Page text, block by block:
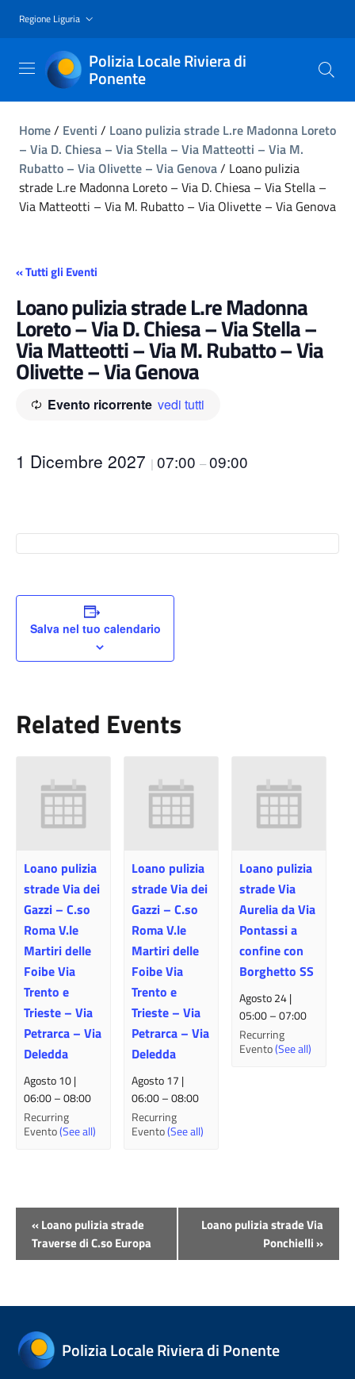
Regione Liguria
Polizia Locale Riviera di
Ponente
Home/ Eventi / Loano pulizia strade L.re Madonna Loreto
– Via D. Chiesa – Via Stella – Via Matteotti – Via M.
Rubatto – Via Olivette – Via Genova/ Loano pulizia
strade L.re Madonna Loreto – Via D. Chiesa – Via Stella –
Via Matteotti – Via M. Rubatto – Via Olivette – Via Genova
« Tutti gli Eventi
Loano pulizia strade L.re Madonna
Loreto – Via D. Chiesa – Via Stella –
Via Matteotti – Via M. Rubatto – Via
Olivette – Via Genova
Evento ricorrente vedi tutti
1 Dicembre 2027 | 07:00 –09:00
Salva nel tuo calendario
Related Events
Loano pulizia
strade Via dei
Gazzi – C.so
Roma V.le
Martiri delle
Foibe Via
Trento e
Trieste – Via
Petrarca – Via
Deledda
Agosto 10 |
06:00–08:00
Recurring
Evento(See all)
Loano pulizia
strade Via dei
Gazzi – C.so
Roma V.le
Martiri delle
Foibe Via
Trento e
Trieste – Via
Petrarca – Via
Deledda
Agosto 17 |
06:00–08:00
Recurring
Evento(See all)
Loano pulizia
strade Via
Aurelia da Via
Pontassi a
confine con
Borghetto SS
Agosto 24 |
05:00–07:00
Recurring
Evento(See all)
Evento
Navigazione
«Loano pulizia strade
Traverse di C.so Europa
Loano pulizia strade Via
Ponchielli»
Polizia Locale Riviera di Ponente